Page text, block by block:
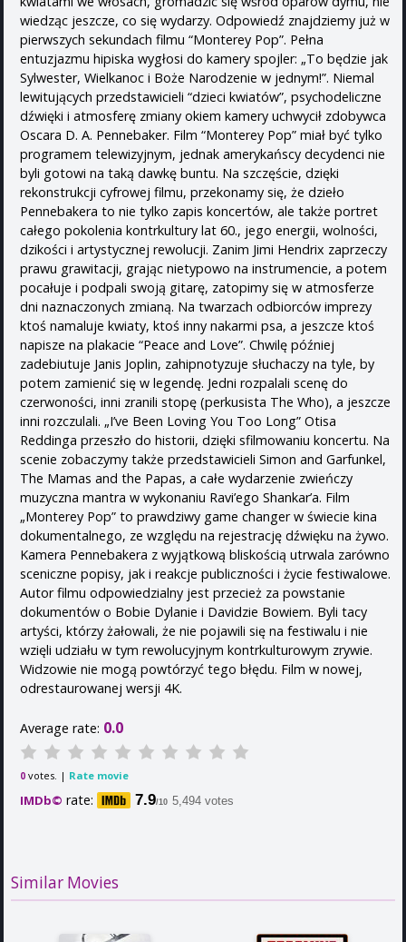
wiedząc jeszcze, co się wydarzy. Odpowiedź znajdziemy już w
pierwszych sekundach filmu “Monterey Pop”. Pełna
entuzjazmu hipiska wygłosi do kamery spojler: „To będzie jak
Sylwester, Wielkanoc i Boże Narodzenie w jednym!”. Niemal
lewitujących przedstawicieli “dzieci kwiatów”, psychodeliczne
dźwięki i atmosferę zmiany okiem kamery uchwycił zdobywca
Oscara D. A. Pennebaker. Film “Monterey Pop” miał być tylko
programem telewizyjnym, jednak amerykańscy decydenci nie
byli gotowi na taką dawkę buntu. Na szczęście, dzięki
rekonstrukcji cyfrowej filmu, przekonamy się, że dzieło
Pennebakera to nie tylko zapis koncertów, ale także portret
całego pokolenia kontrkultury lat 60., jego energii, wolności,
dzikości i artystycznej rewolucji. Zanim Jimi Hendrix zaprzeczy
prawu grawitacji, grając nietypowo na instrumencie, a potem
pocałuje i podpali swoją gitarę, zatopimy się w atmosferze
dni naznaczonych zmianą. Na twarzach odbiorców imprezy
ktoś namaluje kwiaty, ktoś inny nakarmi psa, a jeszcze ktoś
napisze na plakacie “Peace and Love”. Chwilę później
zadebiutuje Janis Joplin, zahipnotyzuje słuchaczy na tyle, by
potem zamienić się w legendę. Jedni rozpalali scenę do
czerwoności, inni zranili stopę (perkusista The Who), a jeszcze
inni rozczulali. „I’ve Been Loving You Too Long” Otisa
Reddinga przeszło do historii, dzięki sfilmowaniu koncertu. Na
scenie zobaczymy także przedstawicieli Simon and Garfunkel,
The Mamas and the Papas, a całe wydarzenie zwieńczy
muzyczna mantra w wykonaniu Ravi’ego Shankar’a. Film
„Monterey Pop” to prawdziwy game changer w świecie kina
dokumentalnego, ze względu na rejestrację dźwięku na żywo.
Kamera Pennebakera z wyjątkową bliskością utrwala zarówno
sceniczne popisy, jak i reakcje publiczności i życie festiwalowe.
Autor filmu odpowiedzialny jest przecież za powstanie
dokumentów o Bobie Dylanie i Davidzie Bowiem. Byli tacy
artyści, którzy żałowali, że nie pojawili się na festiwalu i nie
wzięli udziału w tym rewolucyjnym kontrkulturowym zrywie.
Widzowie nie mogą powtórzyć tego błędu. Film w nowej,
odrestaurowanej wersji 4K.
Average rate: 0.0
0 votes. | Rate movie
IMDb© rate: 7.9/10 5,494 votes
Similar Movies